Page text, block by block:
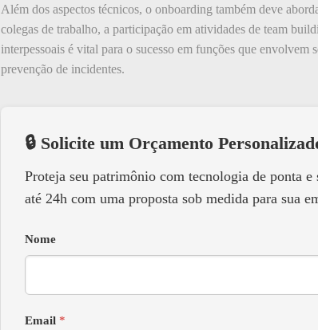
Além dos aspectos técnicos, o onboarding também deve
colegas de trabalho, a participação em atividades de team
interpessoais é vital para o sucesso em funções que
prevenção de incidentes.
🔒 Solicite um Orçamento
Proteja seu patrimônio com tecnologia de ponta e
até 24h com uma proposta sob medida para sua
Nome
Email *